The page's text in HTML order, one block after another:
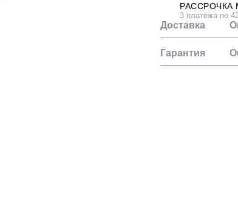
РАССРОЧКА
3 платежа по
Доставка
Гарантия